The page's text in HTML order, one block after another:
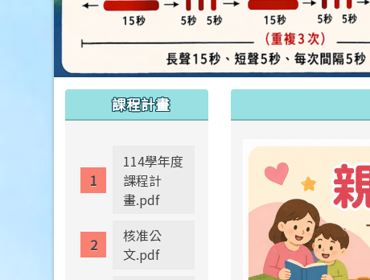
課程計畫
114學年度
課程計
畫.pdf
核准公
文.pdf